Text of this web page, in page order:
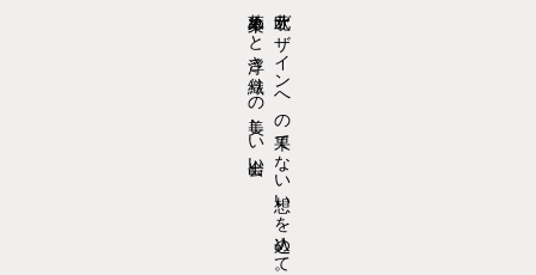
北欧デザインへの果てない想いを込めて。
草木染めと浮き織りの美しい出会い。